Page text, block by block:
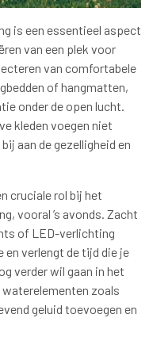
is een essentieel aspect
van een plek voor
van comfortabele
of hangmatten,
onder de open lucht.
kleden voegen niet
aan de gezelligheid en
cruciale rol bij het
vooral ’s avonds. Zacht
of LED-verlichting
en verlengt de tijd die je
verder wil gaan in het
zoals
geluid toevoegen en